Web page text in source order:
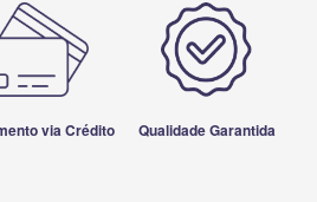
via Crédito Qualidade Garantida